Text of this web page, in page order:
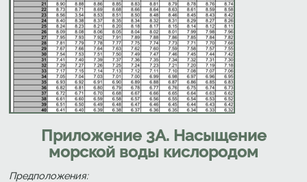
Приложение 3А. Насыщение
морской воды кислородом
Предположения: